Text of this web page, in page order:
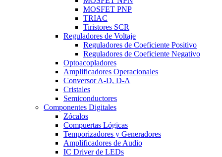
MOSFET PNP
TRIAC
Tiristores SCR
Reguladores de Voltaje
Reguladores de Coeficiente Positivo
Reguladores de Coeficiente Negativo
Optoacopladores
Amplificadores Operacionales
Conversor A-D, D-A
Cristales
Semiconductores
Componentes Digitales
Zócalos
Compuertas Lógicas
Temporizadores y Generadores
Amplificadores de Audio
IC Driver de LEDs